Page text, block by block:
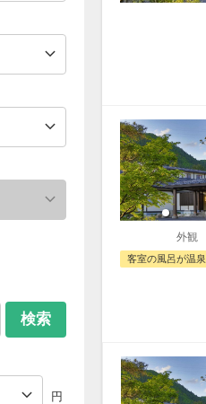
検索
円
外観
客室の風呂が温